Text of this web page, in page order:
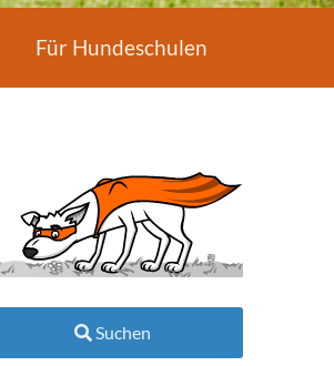
Für Hundeschulen
Suchen